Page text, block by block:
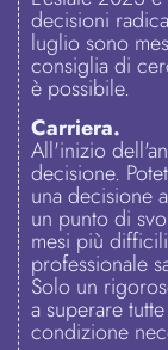
decisioni
luglio sono
consiglia di
è possibile.
Carriera.
All'inizio
decisione.
una decisione
un punto di
mesi più
professionale
Solo un
a superare
condizione